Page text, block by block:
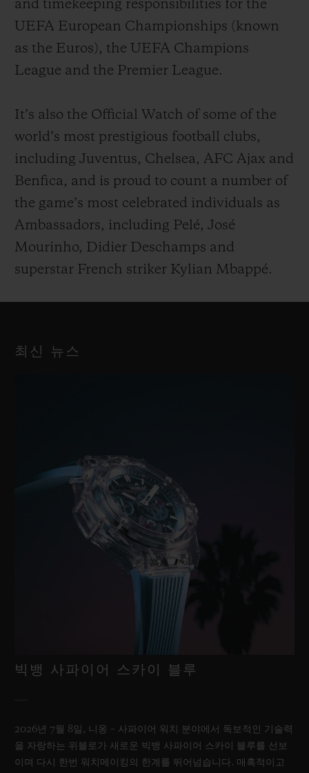
and timekeeping responsibilities for the
UEFA European Championships (known
as the Euros), the UEFA Champions
League and the Premier League.
It’s also the Official Watch of some of the
world’s most prestigious football clubs,
including Juventus, Chelsea, AFC Ajax and
Benfica, and is proud to count a number of
the game’s most celebrated individuals as
Ambassadors, including Pelé, José
Mourinho, Didier Deschamps and
superstar French striker Kylian Mbappé.
최신 뉴스
빅뱅 사파이어 스카이 블루
2026년 7월 8일, 니옹 – 사파이어 워치 분야에서 독보적인 기술력
을 자랑하는 위블로가 새로운 빅뱅 사파이어 스카이 블루를 선보
이며 다시 한번 워치메이킹의 한계를 뛰어넘습니다. 매혹적이고